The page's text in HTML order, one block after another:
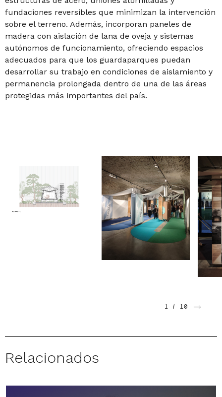
fundaciones reversibles que minimizan la intervención
sobre el terreno. Además, incorporan paneles de
madera con aislación de lana de oveja y sistemas
autónomos de funcionamiento, ofreciendo espacios
adecuados para que los guardaparques puedan
desarrollar su trabajo en condiciones de aislamiento y
permanencia prolongada dentro de una de las áreas
protegidas más importantes del país.
1 / 10
Relacionados